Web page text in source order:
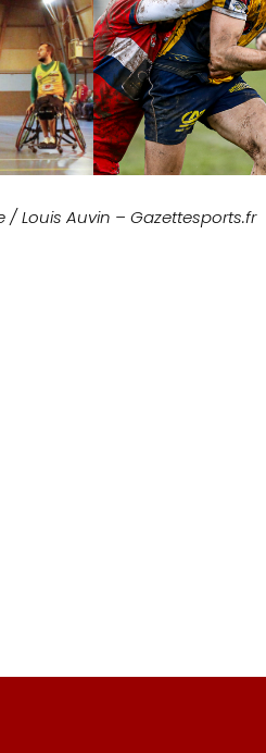
/ Louis Auvin – Gazettesports.fr